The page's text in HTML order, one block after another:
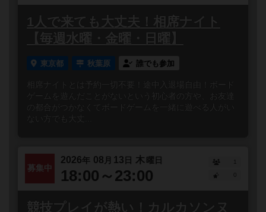
1人で来ても大丈夫！相席ナイト
【毎週水曜・金曜・日曜】
東京都 秋葉原 誰でも参加
相席ナイトとは予約一切不要！途中入退場自由！ボード
ゲームを遊んだことがないという初心者の方や、お友達
の都合がつかなくてボードゲームを一緒に遊べる人がい
ない方でも大丈...
募集中
2026年 08 月 13 日 木曜日
18:00～23:00
1
競技プレイが熱い！カルカソンヌ